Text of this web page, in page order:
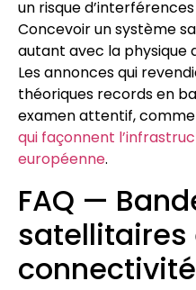
un risque
Concevoir un système
autant avec la physique
Les annonces qui
théoriques records en
examen attentif,
qui façonnent
européenne.
FAQ —
satellitaires